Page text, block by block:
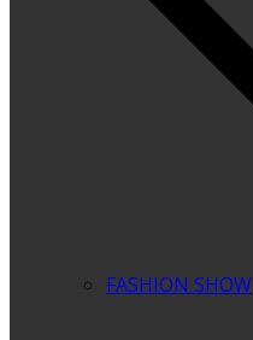
FASHION SHOW